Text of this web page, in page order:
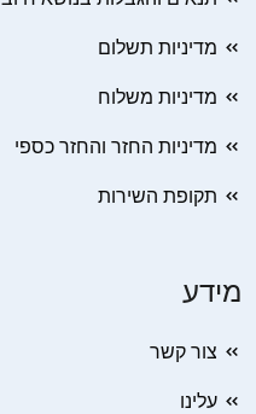
מדיניות תשלום
מדיניות משלוח
מדיניות החזר והחזר כספי
תקופת השירות
מידע
צור קשר
עלינו